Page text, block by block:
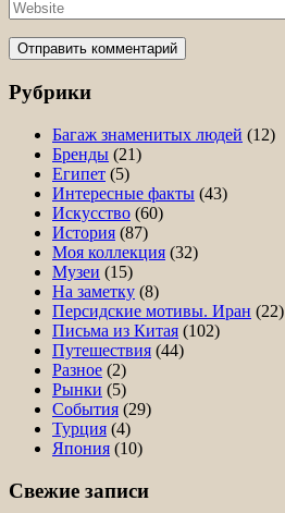
Рубрики
Багаж знаменитых людей (12)
Бренды (21)
Египет (5)
Интересные факты (43)
Искусство (60)
История (87)
Моя коллекция (32)
Музеи (15)
На заметку (8)
Персидские мотивы. Иран (22)
Письма из Китая (102)
Путешествия (44)
Разное (2)
Рынки (5)
События (29)
Турция (4)
Япония (10)
Свежие записи